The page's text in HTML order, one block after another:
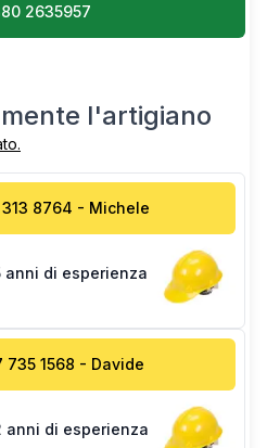
2635957
l'artigiano
8764 - Michele
anni di esperienza
735 1568 - Davide
anni di esperienza